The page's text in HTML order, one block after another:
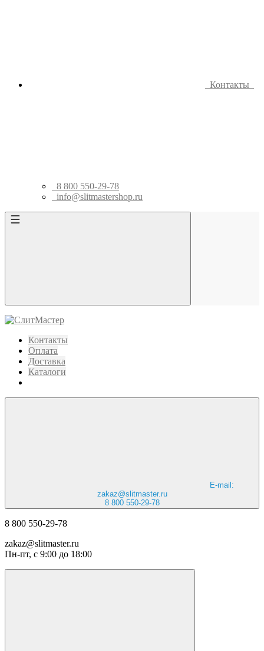
Контакты
8 800 550-29-78
info@slitmastershop.ru
Контакты
Оплата
Доставка
Каталоги
E-mail:
zakaz@slitmaster.ru
8 800 550-29-78
8 800 550-29-78
zakaz@slitmaster.ru
Пн-пт, с 9:00 до 18:00